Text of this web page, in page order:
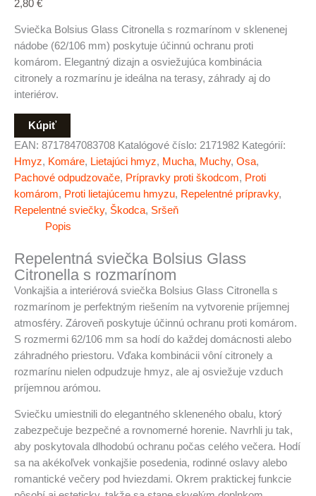
2,80 €
Sviečka Bolsius Glass Citronella s rozmarínom v sklenenej
nádobe (62/106 mm) poskytuje účinnú ochranu proti
komárom. Elegantný dizajn a osviežujúca kombinácia
citronely a rozmarínu je ideálna naterasy, záhrady aj do
interiérov.
Kúpiť
EAN: 8717847083708 Katalógové číslo: 2171982 Kategórií:
Hmyz, Komáre, Lietajúci hmyz, Mucha, Muchy, Osa,
Pachové odpudzovače, Prípravky proti škodcom, Proti
komárom, Proti lietajúcemu hmyzu, Repelentné prípravky,
Repelentné sviečky, Škodca, Sršeň
Popis
Repelentná sviečka Bolsius Glass
Citronella s rozmarínom
Vonkajšia a interiérová sviečka Bolsius Glass Citronella s
rozmarínom je perfektným riešením na vytvorenie príjemnej
atmosféry. Zároveň poskytuje účinnú ochranu proti komárom.
S rozmermi 62/106 mm sa hodí do každej domácnosti alebo
záhradného priestoru. Vďaka kombinácii vôní citronely a
rozmarínu nielen odpudzuje hmyz, ale aj osviežuje vzduch
príjemnou arómou.
Sviečku umiestnili do elegantného skleneného obalu, ktorý
zabezpečuje bezpečné a rovnomerné horenie. Navrhli ju tak,
aby poskytovala dlhodobú ochranu počas celého večera. Hodí
sa na akékoľvek vonkajšie posedenia, rodinné oslavy alebo
romantické večery pod hviezdami. Okrem praktickej funkcie